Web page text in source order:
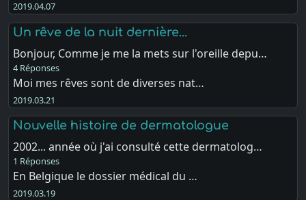
2019.04.07
Un rêve de la nuit dernière...
Bonjour, Comme je me la mets sur l'oreille depu…
4 Réponses
Moi mes rêves sont de diverses nat…
2019.03.21
Nouvelle histoire de dermatologue
2002... année où j'ai consulté cette dermatolog…
1 Réponses
En Belgique le dossier médical du …
2019.03.19